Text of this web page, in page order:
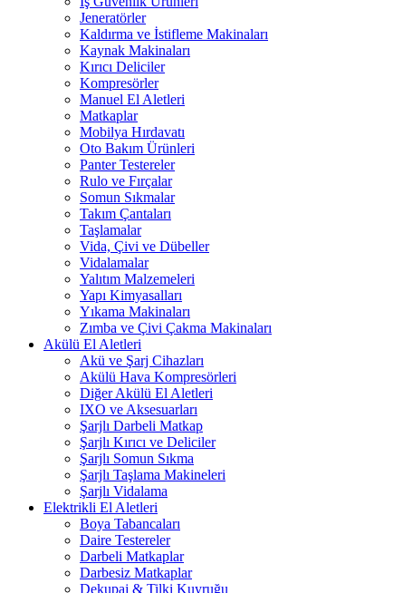
Jeneratörler
Kaldırma ve İstifleme Makinaları
Kaynak Makinaları
Kırıcı Deliciler
Kompresörler
Manuel El Aletleri
Matkaplar
Mobilya Hırdavatı
Oto Bakım Ürünleri
Panter Testereler
Rulo ve Fırçalar
Somun Sıkmalar
Takım Çantaları
Taşlamalar
Vida, Çivi ve Dübeller
Vidalamalar
Yalıtım Malzemeleri
Yapı Kimyasalları
Yıkama Makinaları
Zımba ve Çivi Çakma Makinaları
Akülü El Aletleri
Akü ve Şarj Cihazları
Akülü Hava Kompresörleri
Diğer Akülü El Aletleri
IXO ve Aksesuarları
Şarjlı Darbeli Matkap
Şarjlı Kırıcı ve Deliciler
Şarjlı Somun Sıkma
Şarjlı Taşlama Makineleri
Şarjlı Vidalama
Elektrikli El Aletleri
Boya Tabancaları
Daire Testereler
Darbeli Matkaplar
Darbesiz Matkaplar
Dekupaj & Tilki Kuyruğu